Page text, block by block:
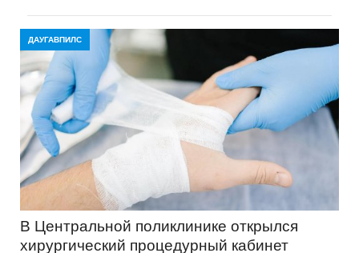
ДАУГАВПИЛС
В Центральной поликлинике открылся
хирургический процедурный кабинет